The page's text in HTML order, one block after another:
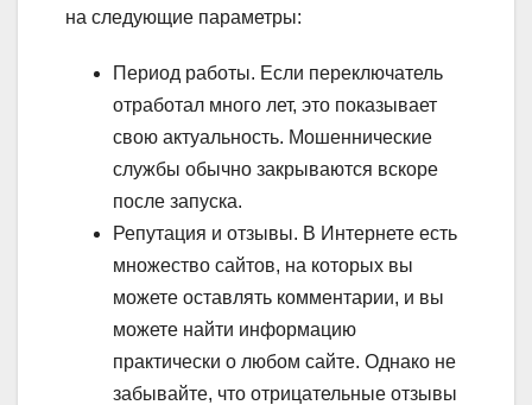
на следующие параметры:
Период работы. Если переключатель
отработал много лет, это показывает
свою актуальность. Мошеннические
службы обычно закрываются вскоре
после запуска.
Репутация и отзывы. В Интернете есть
множество сайтов, на которых вы
можете оставлять комментарии, и вы
можете найти информацию
практически о любом сайте. Однако не
забывайте, что отрицательные отзывы